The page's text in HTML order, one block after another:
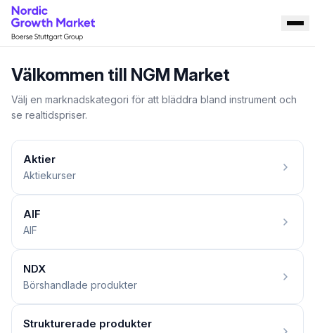
Välkommen till NGM Market
Välj en marknadskategori för att bläddra bland instrument och
se realtidspriser.
Aktier
Aktiekurser
AIF
AIF
NDX
Börshandlade produkter
Strukturerade produkter